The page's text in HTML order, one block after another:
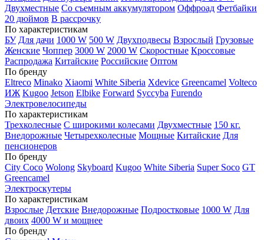
Двухместные Со съемным аккумулятором Оффроад Фетбайки
20 дюймов В рассрочку
По характеристикам
БУ Для дачи 1000 W 500 W Двухподвесы Взрослый Грузовые
Женские Чоппер 3000 W 2000 W Скоростные Кроссовые
Распродажа Китайские Российские Оптом
По бренду
Eltreco Minako Xiaomi White Siberia Xdevice Greencamel Volteco
ИЖ Kugoo Jetson Elbike Forward Syccyba Furendo
Электровелосипеды
По характеристикам
Трехколесные С широкими колесами Двухместные 150 кг.
Внедорожные Четырехколесные Мощные Китайские Для
пенсионеров
По бренду
City Coco Wolong Skyboard Kugoo White Siberia Super Soco GT
Greencamel
Электроскутеры
По характеристикам
Взрослые Детские Внедорожные Подростковые 1000 W Для
двоих 4000 W и мощнее
По бренду